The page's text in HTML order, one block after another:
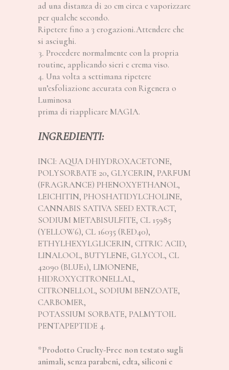
ad una distanza di 20 cm circa e vaporizzare
per qualche secondo.
Ripetere fino a 3 erogazioni.Attendere che
si asciughi.
Procedere normalmente con la propria
routine, applicando sieri e crema viso.
Una volta a settimana ripetere
un’esfoliazione accurata con Rigenera o
Luminosa
prima di riapplicare MAGIA.
INGREDIENTI:
INCI: AQUA DHIYDROXACETONE,
POLYSORBATE 20, GLYCERIN, PARFUM
(FRAGRANCE) PHENOXYETHANOL,
LEICHITIN, PHOSHATIDYLCHOLINE,
CANNABIS SATIVA SEED EXTRACT,
SODIUM METABISULFITE, CL 15985
(YELLOW6), CL 16035 (RED40),
ETHYLHEXYLGLICERIN, CITRIC ACID,
LINALOOL, BUTYLENE, GLYCOL, CL
42090 (BLUE1), LIMONENE,
HIDROXYCITRONELLAL,
CITRONELLOL, SODIUM BENZOATE,
CARBOMER,
POTASSIUM SORBATE, PALMYTOIL
PENTAPEPTIDE 4.
*Prodotto Cruelty-Free non testato sugli
animali, senza parabeni, edta, siliconi e